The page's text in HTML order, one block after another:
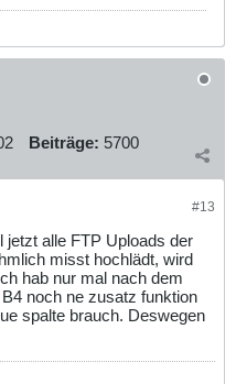
Beiträge: 5700
#13
jetzt alle FTP Uploads der
misst hochlädt, wird
hab nur mal nach dem
noch ne zusatz funktion
spalte brauch. Deswegen